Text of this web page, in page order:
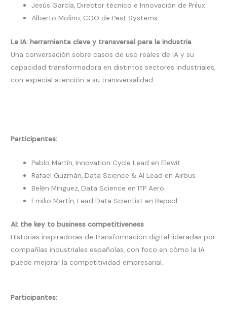
Jesús García, Director técnico e Innovación de Prilux
Alberto Molino, COO de Pest Systems
La IA: herramienta clave y transversal para la industria
Una conversación sobre casos de uso reales de IA y su
capacidad transformadora en distintos sectores industriales,
con especial atención a su transversalidad.
Participantes:
Pablo Martín, Innovation Cycle Lead en Elewit
Rafael Guzmán, Data Science & AI Lead en Airbus
Belén Mínguez, Data Science en ITP Aero
Emilio Martín, Lead Data Scientist en Repsol
AI: the key to business competitiveness
Historias inspiradoras de transformación digital lideradas por
compañías industriales españolas, con foco en cómo la IA
puede mejorar la competitividad empresarial.
Participantes: